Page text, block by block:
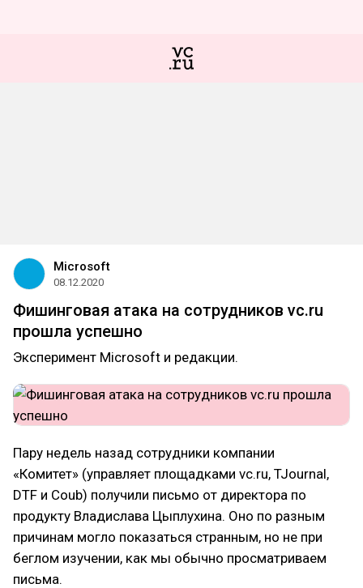
Microsoft
08.12.2020
Фишинговая атака на сотрудников vc.ru
прошла успешно
Эксперимент Microsoft и редакции.
Пару недель назад сотрудники компании
«Комитет» (управляет площадками vc.ru, TJournal,
DTF и Coub) получили письмо от директора по
продукту Владислава Цыплухина. Оно по разным
причинам могло показаться странным, но не при
беглом изучении, как мы обычно просматриваем
письма.